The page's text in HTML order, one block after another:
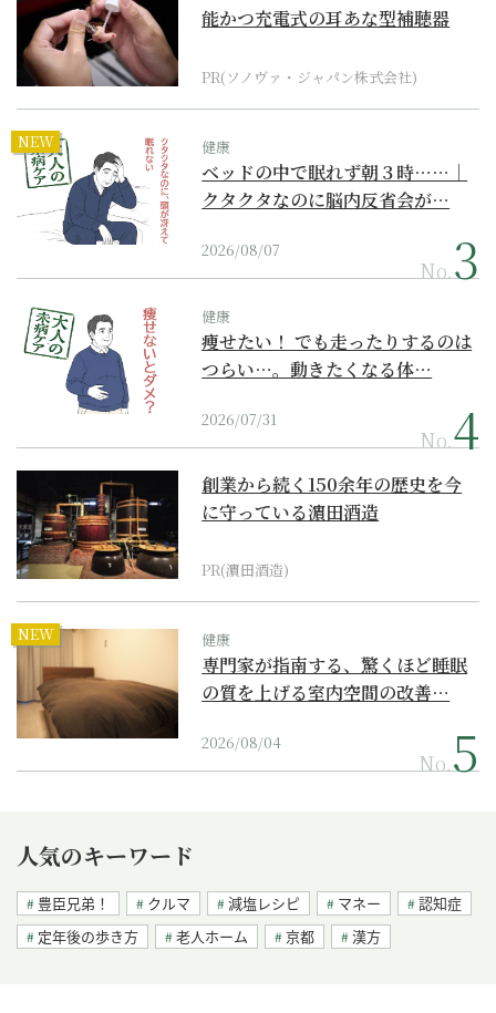
能かつ充電式の耳あな型補聴器
PR(ソノヴァ・ジャパン株式会社)
NEW 健康
ベッドの中で眠れず朝３時……｜
クタクタなのに脳内反省会が…
2026/08/07
No.
健康
痩せたい！ でも走ったりするのは
つらい…。動きたくなる体…
2026/07/31
No.
創業から続く150余年の歴史を今
に守っている濵田酒造
PR(濵田酒造)
NEW 健康
専門家が指南する、驚くほど睡眠
の質を上げる室内空間の改善…
2026/08/04
No.
人気のキーワード
豊臣兄弟！ クルマ 減塩レシピ マネー
認知症
定年後の歩き方
老人ホーム 京都 漢方